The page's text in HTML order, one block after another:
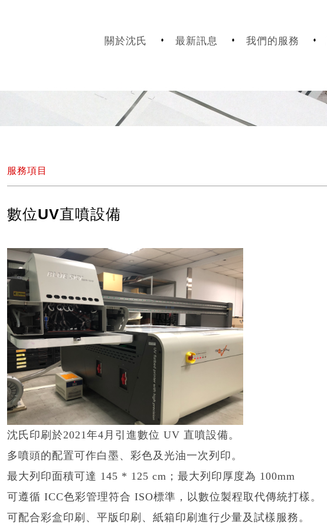
關於沈氏 最新訊息 我們的服務
服務項目
數位UV直噴設備
沈氏印刷於2021年4月引進數位 UV 直噴設備。
多噴頭的配置可作白墨、彩色及光油一次列印。
最大列印面積可達 145 * 125 cm；最大列印厚度為 100mm
可遵循 ICC色彩管理符合 ISO標準，以數位製程取代傳統打樣。
可配合彩盒印刷、平版印刷、紙箱印刷進行少量及試樣服務。